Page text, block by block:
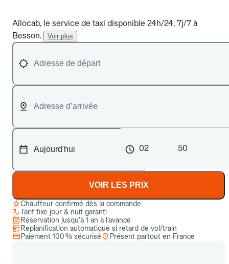
Allocab, le service de taxi disponible 24h/24, 7j/7 à
Besson.
Voir plus
02 50
VOIR LES PRIX
Chauffeur confirmé dès la commande
Tarif fixe jour & nuit garanti
Réservation jusqu’à 1 an à l’avance
Replanification automatique si retard de vol/train
Paiement 100 % sécurisé
Présent partout en France